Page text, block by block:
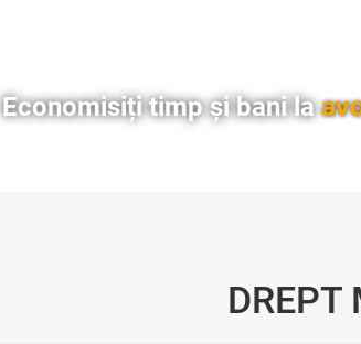
Economisiți timp și bani la
DREPT